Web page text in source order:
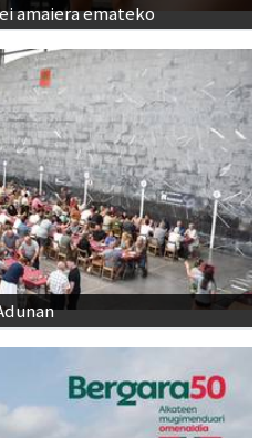
amaiera emateko